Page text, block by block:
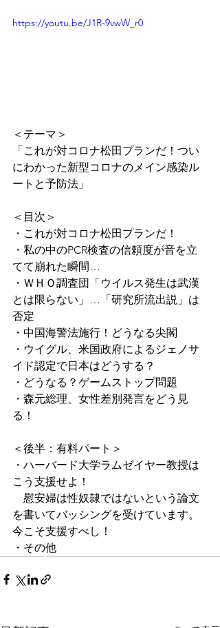
https://youtu.be/J1R-9vwW_r0
＜テーマ＞
「これが対コロナ松田プランだ！つい
にわかった新型コロナのメイン感染ル
ートと予防法」
＜目次＞
・これが対コロナ松田プランだ！
・私の中のPCR検査の信頼度が音を立
てて崩れた瞬間…
・ＷＨＯ調査団「ウイルス発生は武漢
とは限らない」…「研究所流出説」は
否定
・中国海警法施行！どうなる尖閣
・ウイグル、米国政府によるジェノサ
イド認定で日本はどうする？
・どうなる？ゲームストップ問題
・森元総理、女性差別発言をどう見
る！
＜後半：有料パート＞
・ハーバード大学ラムゼイヤー教授は
こう支援せよ！
慰安婦は性奴隷ではないという論文
を書いてバッシングを受けています。
今こそ支援すべし！
・その他